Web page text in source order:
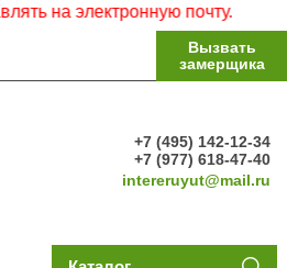
на электронную почту.
Вызвать
замерщика
+7 (495) 142-12-34
+7 (977) 618-47-40
intereruyut@mail.ru